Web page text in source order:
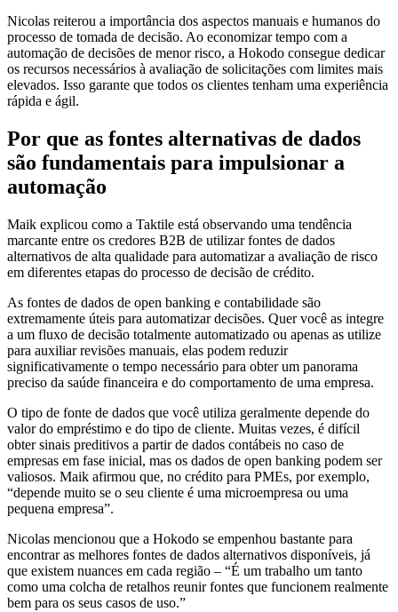
Nicolas reiterou a importância dos aspectos manuais e humanos do
processo de tomada de decisão. Ao economizar tempo com a
automação de decisões de menor risco, a Hokodo consegue dedicar
os recursos necessários à avaliação de solicitações com limites mais
elevados. Isso garante que todos os clientes tenham uma experiência
rápida e ágil.
Por que as fontes alternativas de dados
são fundamentais para impulsionar a
automação
Maik explicou como a Taktile está observando uma tendência
marcante entre os credores B2B de utilizar fontes de dados
alternativos de alta qualidade para automatizar a avaliação de risco
em diferentes etapas do processo de decisão de crédito.
As fontes de dados de open banking e contabilidade são
extremamente úteis para automatizar decisões. Quer você as integre
a um fluxo de decisão totalmente automatizado ou apenas as utilize
para auxiliar revisões manuais, elas podem reduzir
significativamente o tempo necessário para obter um panorama
preciso da saúde financeira e do comportamento de uma empresa.
O tipo de fonte de dados que você utiliza geralmente depende do
valor do empréstimo e do tipo de cliente. Muitas vezes, é difícil
obter sinais preditivos a partir de dados contábeis no caso de
empresas em fase inicial, mas os dados de open banking podem ser
valiosos. Maik afirmou que, no crédito para PMEs, por exemplo,
“depende muito se o seu cliente é uma microempresa ou uma
pequena empresa”.
Nicolas mencionou que a Hokodo se empenhou bastante para
encontrar as melhores fontes de dados alternativos disponíveis, já
que existem nuances em cada região – “É um trabalho um tanto
como uma colcha de retalhos reunir fontes que funcionem realmente
bem para os seus casos de uso.”